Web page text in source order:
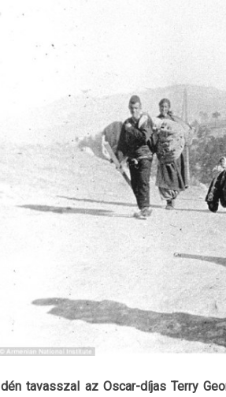
Idén tavasszal az Oscar-díjas Terry